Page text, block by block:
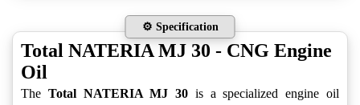
⚙️ Specification
Total NATERIA MJ 30 - CNG Engine
Oil
The Total NATERIA MJ 30 is a specialized engine oil